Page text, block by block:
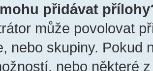
přidávat
může povolovat
nebo skupiny. Pokud
nebo některé